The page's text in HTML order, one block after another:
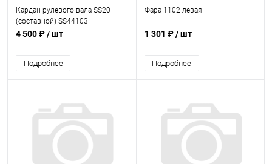
Кардан рулевого вала SS20
(составной) SS44103
4 500 ₽/ шт
Подробнее
Фара 1102 левая
1 301 ₽/ шт
Подробнее